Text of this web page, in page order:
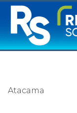
Atacama